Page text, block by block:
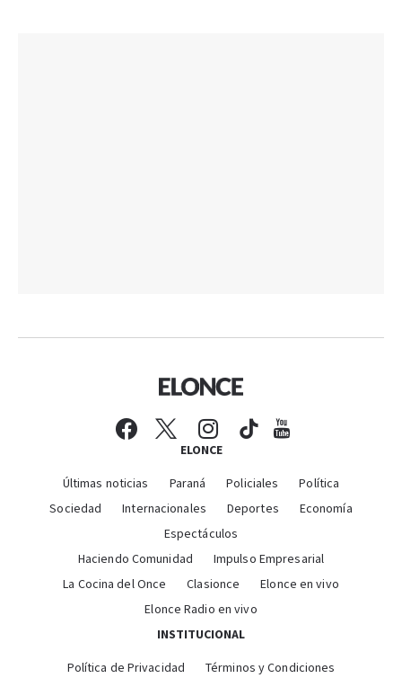
ELONCE
Últimas noticias Paraná Policiales
Política
Sociedad
Internacionales Deportes
Economía
Espectáculos
Haciendo Comunidad
Impulso Empresarial
La Cocina del Once
Clasionce
Elonce en vivo
Elonce Radio en vivo
INSTITUCIONAL
Política de Privacidad
Términos y Condiciones